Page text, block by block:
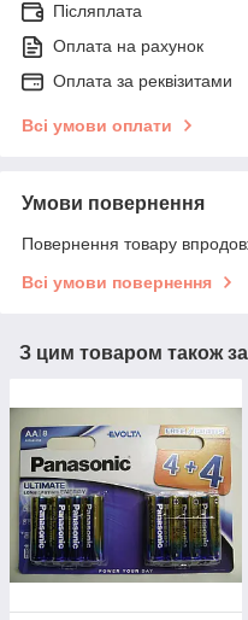
Післяплата
Оплата на рахунок
Оплата за реквізитами
Всі умови оплати
Умови повернення
Повернення товару
Всі умови повернення
З цим товаром також